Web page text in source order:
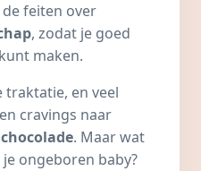
feiten over
, zodat je goed
maken.
traktatie, en veel
cravings naar
chocolade. Maar wat
ongeboren baby?